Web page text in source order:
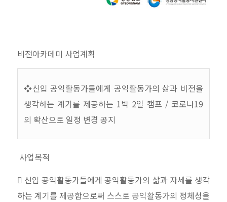
비전아카데미 사업계획
❖신입 공익활동가들에게 공익활동가의 삶과 비전을
생각하는 계기를 제공하는 1박 2일 캠프 / 코로나19
의 확산으로 일정 변경 공지
사업목적
 신입 공익활동가들에게 공익활동가의 삶과 자세를 생각
하는 계기를 제공함으로써 스스로 공익활동가의 정체성을